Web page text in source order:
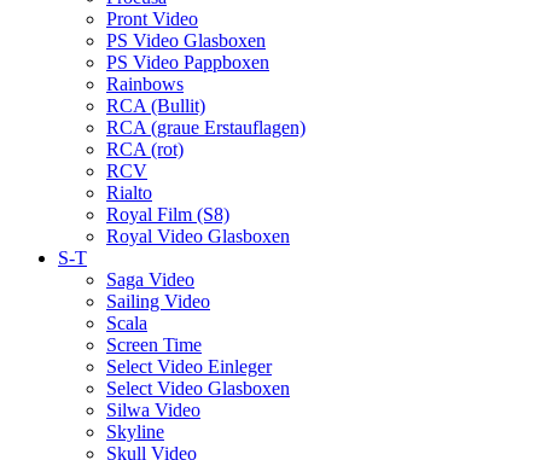
Pront Video
PS Video Glasboxen
PS Video Pappboxen
Rainbows
RCA (Bullit)
RCA (graue Erstauflagen)
RCA (rot)
RCV
Rialto
Royal Film (S8)
Royal Video Glasboxen
S-T
Saga Video
Sailing Video
Scala
Screen Time
Select Video Einleger
Select Video Glasboxen
Silwa Video
Skyline
Skull Video